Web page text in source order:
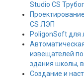
Studio CS
CS ЛЭП
PoligonSoft для
извещателей
здания школы,
Создание и